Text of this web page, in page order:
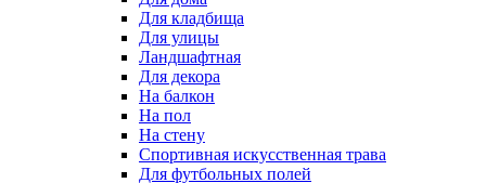
Для кладбища
Для улицы
Ландшафтная
Для декора
На балкон
На пол
На стену
Спортивная искусственная трава
Для футбольных полей